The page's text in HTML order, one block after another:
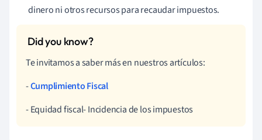
dinero ni otros recursos para recaudar impuestos.
Te invitamos a saber más en nuestros artículos:
-Cumplimiento Fiscal
- Equidad fiscal- Incidencia de los impuestos